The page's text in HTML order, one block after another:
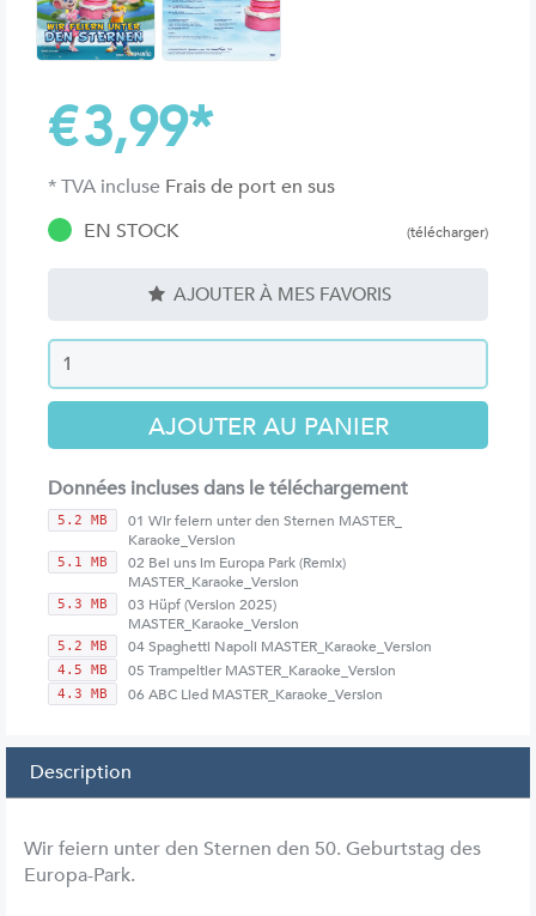
€3,99*
* TVA incluse Frais de port en sus
EN STOCK
(télécharger)
AJOUTER À MES FAVORIS
Données incluses dans le téléchargement
5.2 MB
01 Wir feiern unter den Sternen MASTER_
Karaoke_Version
5.1 MB
02 Bei uns im Europa Park (Remix)
MASTER_Karaoke_Version
5.3 MB
03 Hüpf (Version 2025)
MASTER_Karaoke_Version
5.2 MB 04 Spaghetti Napoli MASTER_Karaoke_Version
4.5 MB 05 Trampeltier MASTER_Karaoke_Version
4.3 MB 06 ABC Lied MASTER_Karaoke_Version
Description
Wir feiern unter den Sternen den 50. Geburtstag des
Europa-Park.